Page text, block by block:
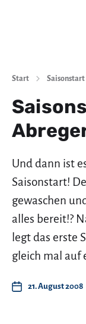
Start
Und dann ist
Saisonstart!
gewaschen
alles bereit!?
legt das erste
gleich mal auf
21. August 2008